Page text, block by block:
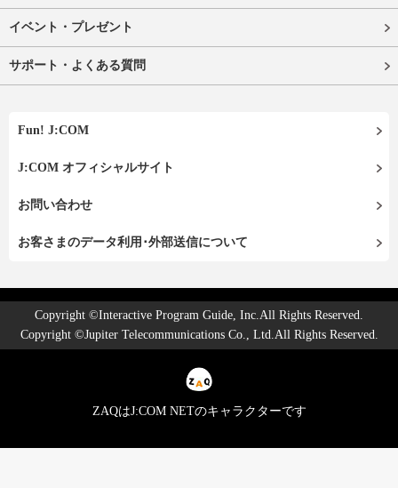
イベント・プレゼント
サポート・よくある質問
Fun! J:COM
J:COM オフィシャルサイト
お問い合わせ
お客さまのデータ利用･外部送信について
Copyright ©Interactive Program Guide, Inc.All Rights Reserved.
Copyright ©Jupiter Telecommunications Co., Ltd.All Rights Reserved.
ZAQはJ:COM NETのキャラクターです